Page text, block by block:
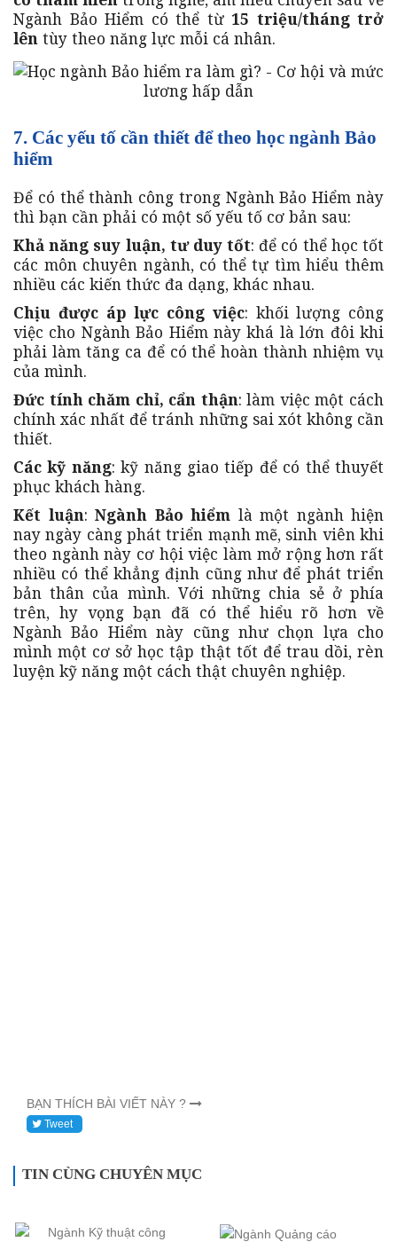
Ngành Bảo Hiểm có thể từ 15 triệu/tháng trở
lên tùy theo năng lực mỗi cá nhân.
7. Các yếu tố cần thiết để theo học ngành Bảo
hiểm
Để có thể thành công trong Ngành Bảo Hiểm này
thì bạn cần phải có một số yếu tố cơ bản sau:
Khả năng suy luận, tư duy tốt: để có thể học tốt
các môn chuyên ngành, có thể tự tìm hiểu thêm
nhiều các kiến thức đa dạng, khác nhau.
Chịu được áp lực công việc: khối lượng công
việc cho Ngành Bảo Hiểm này khá là lớn đôi khi
phải làm tăng ca để có thể hoàn thành nhiệm vụ
của mình.
Đức tính chăm chỉ, cẩn thận: làm việc một cách
chính xác nhất để tránh những sai xót không cần
thiết.
Các kỹ năng: kỹ năng giao tiếp để có thể thuyết
phục khách hàng.
Kết luận: Ngành Bảo hiểm là một ngành hiện
nay ngày càng phát triển mạnh mẽ, sinh viên khi
theo ngành này cơ hội việc làm mở rộng hơn rất
nhiều có thể khẳng định cũng như để phát triển
bản thân của mình. Với những chia sẻ ở phía
trên, hy vọng bạn đã có thể hiểu rõ hơn về
Ngành Bảo Hiểm này cũng như chọn lựa cho
mình một cơ sở học tập thật tốt để trau dồi, rèn
luyện kỹ năng một cách thật chuyên nghiệp.
BẠN THÍCH BÀI VIẾT NÀY ?
Tweet
TIN CÙNG CHUYÊN MỤC